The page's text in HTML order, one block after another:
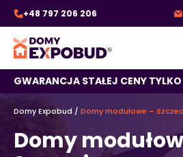
+48 797 206 206
GWARANCJA STAŁEJ CENY
Domy Expobud / Domy modułowe –
Domy